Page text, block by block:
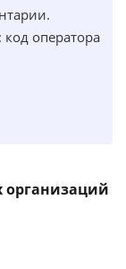
оператора
организаций